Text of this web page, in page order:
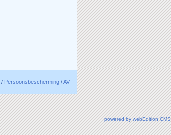
/ Persoonsbescherming /AV
powered by webEdition CMS